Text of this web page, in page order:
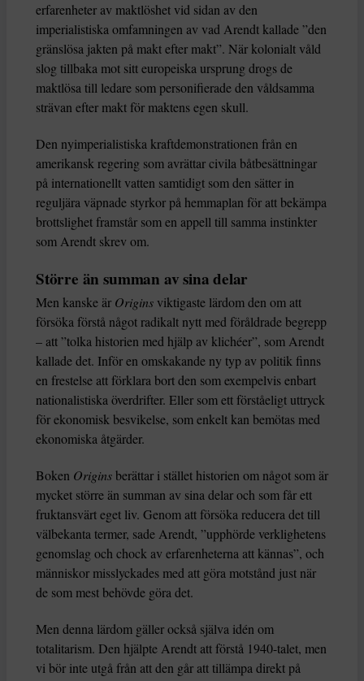
erfarenheter av maktlöshet vid sidan av den
imperialistiska omfamningen av vad Arendt kallade ”den
gränslösa jakten på makt efter makt”. När kolonialt våld
slog tillbaka mot sitt europeiska ursprung drogs de
maktlösa till ledare som personifierade den våldsamma
strävan efter makt för maktens egen skull.
Den nyimperialistiska kraftdemonstrationen från en
amerikansk regering som avrättar civila båtbesättningar
på internationellt vatten samtidigt som den sätter in
reguljära väpnade styrkor på hemmaplan för att bekämpa
brottslighet framstår som en appell till samma instinkter
som Arendt skrev om.
Större än summan av sina delar
Men kanske är Origins viktigaste lärdom den om att
försöka förstå något radikalt nytt med föråldrade begrepp
– att ”tolka historien med hjälp av klichéer”, som Arendt
kallade det. Inför en omskakande ny typ av politik finns
en frestelse att förklara bort den som exempelvis enbart
nationalistiska överdrifter. Eller som ett förståeligt uttryck
för ekonomisk besvikelse, som enkelt kan bemötas med
ekonomiska åtgärder.
Boken Originsberättar i stället historien om något som är
mycket större än summan av sina delar och som får ett
fruktansvärt eget liv. Genom att försöka reducera det till
välbekanta termer, sade Arendt, ”upphörde verklighetens
genomslag och chock av erfarenheterna att kännas”, och
människor misslyckades med att göra motstånd just när
de som mest behövde göra det.
Men denna lärdom gäller också själva idén om
totalitarism. Den hjälpte Arendt att förstå 1940-talet, men
vi bör inte utgå från att den går att tillämpa direkt på